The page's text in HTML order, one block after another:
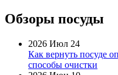
Обзоры посуды
2026 Июл 24
Как вернуть посуде
способы очистки